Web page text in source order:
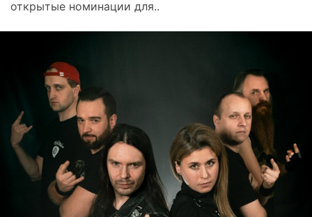
открытые номинации для..